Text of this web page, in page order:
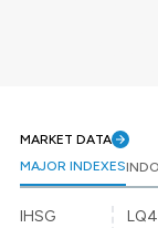
MARKET DATA
MAJOR INDEXES
IHSG